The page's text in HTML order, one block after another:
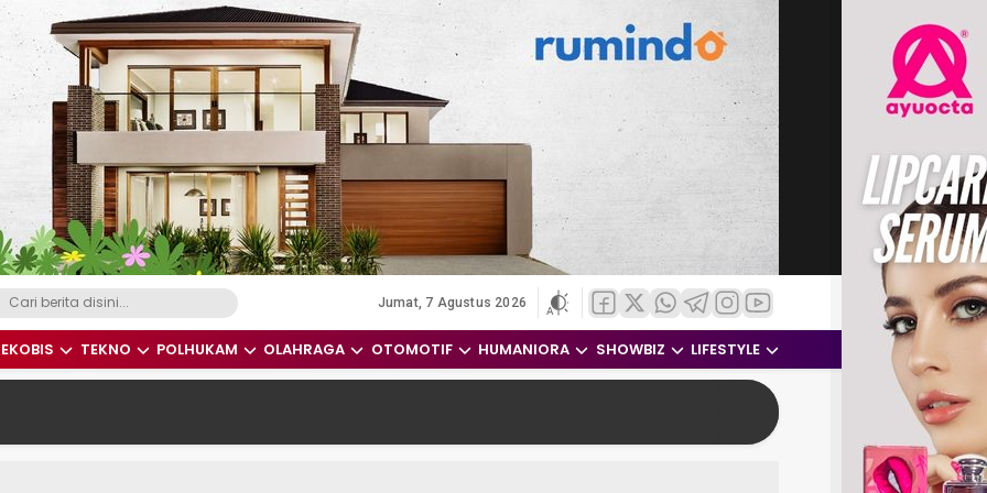
Indonesia dan Dunia
Jumat, 7 Agustus 2026
EKOBIS TEKNO POLHUKAM OLAHRAGA OTOMOTIF HUMANIORA SHOWBIZ LIFESTYLE